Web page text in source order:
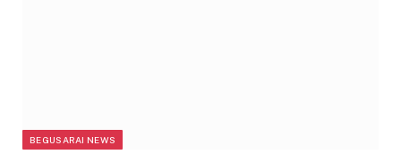
BEGUSARAI NEWS